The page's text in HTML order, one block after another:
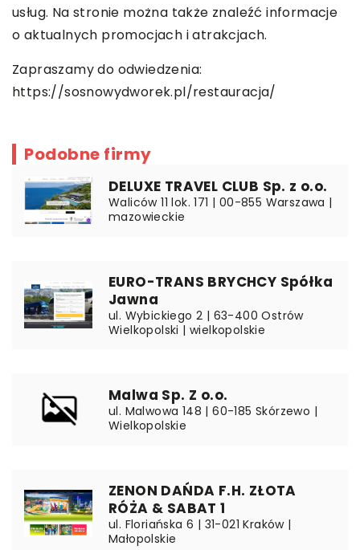
usług. Na stronie można także znaleźć informacje
o aktualnych promocjach i atrakcjach.
Zapraszamy do odwiedzenia:
https://sosnowydworek.pl/restauracja/
Podobne firmy
DELUXE TRAVEL CLUB Sp. z o.o.
Waliców 11 lok. 171 | 00-855 Warszawa |
mazowieckie
EURO-TRANS BRYCHCY Spółka
Jawna
ul. Wybickiego 2 | 63-400 Ostrów
Wielkopolski | wielkopolskie
Malwa Sp. Z o.o.
ul. Malwowa 148 | 60-185 Skórzewo |
Wielkopolskie
ZENON DAŃDA F.H. ZŁOTA
RÓŻA & SABAT 1
ul. Floriańska 6 | 31-021 Kraków |
Małopolskie